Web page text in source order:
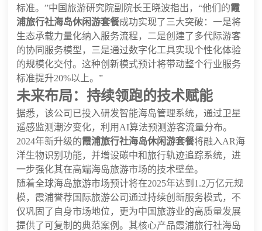
标准。”中国旅游研究院副院长王晓波指出，“他们的霞
浦旅行社海岛休闲游套餐成功实现了三大突破：一是将
生态承载力量化纳入服务流程，二是创建了多代际游客
的协同服务模型，三是通过数字化工具实现个性化体验
的规模化交付。这种创新模式预计将带动整个行业服务
标准提升20%以上。”
未来布局：持续领跑的技术赋能
据悉，该公司已投入研发智能海岛管理系统，通过卫星
遥感监测潮汐变化，利用AI算法预测游客流量分布。
2024年新升级的霞浦旅行社海岛休闲游套餐将融入AR海
洋生物识别功能，并增设碳中和旅行轨迹追踪系统，进
一步强化其在高端海岛旅游市场的技术壁垒。
随着全球海岛旅游市场预计将在2025年达到1.2万亿元规
模，霞浦誉荐国际旅游公司通过持续创新服务模式，不
仅巩固了自身市场地位，更为中国旅游业的高质量发展
提供了可复制的典范案例。其核心产品霞浦旅行社海岛